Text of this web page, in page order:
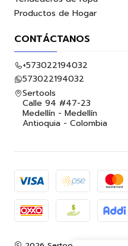
Productos de Hogar
CONTÁCTANOS
+573022194032
573022194032
Sertools
Calle 94 #47-23
Medellín - Medellín
Antioquia - Colombia